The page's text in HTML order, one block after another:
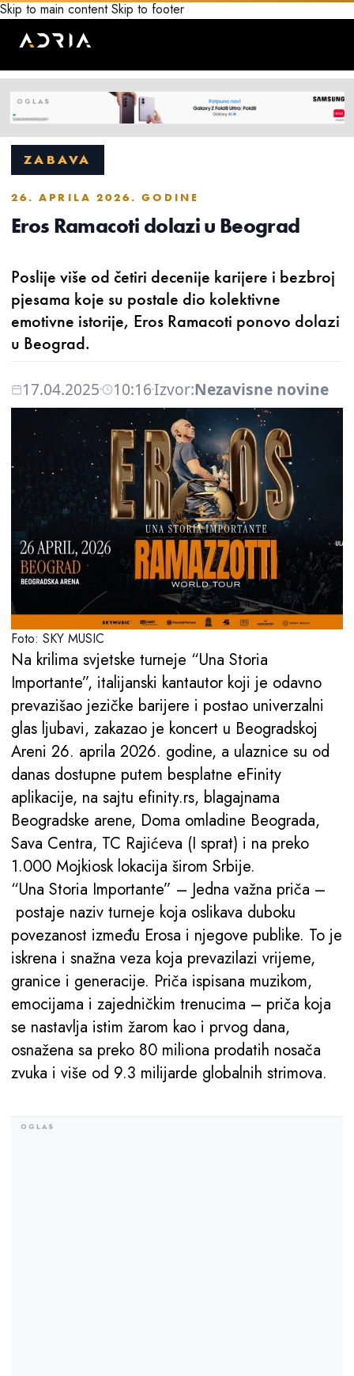
Skip to main content Skip to footer
ZABAVA
26. APRILA 2026. GODINE
Eros Ramacoti dolazi u Beograd
Poslije više od četiri decenije karijere i bezbroj
pjesama koje su postale dio kolektivne
emotivne istorije, Eros Ramacoti ponovo dolazi
u Beograd.
17.04.2025 10:16Izvor:Nezavisne novine
Foto: SKY MUSIC
Na krilima svjetske turneje “Una Storia
Importante”, italijanski kantautor koji je odavno
prevazišao jezičke barijere i postao univerzalni
glas ljubavi, zakazao je koncert u Beogradskoj
Areni 26. aprila 2026. godine, a ulaznice su od
danas dostupne putem besplatne eFinity
aplikacije, na sajtu efinity.rs, blagajnama
Beogradske arene, Doma omladine Beograda,
Sava Centra, TC Rajićeva (I sprat) i na preko
1.000 Mojkiosk lokacija širom Srbije.
“Una Storia Importante” – Jedna važna priča –
postaje naziv turneje koja oslikava duboku
povezanost između Erosa i njegove publike. To je
iskrena i snažna veza koja prevazilazi vrijeme,
granice i generacije. Priča ispisana muzikom,
emocijama i zajedničkim trenucima – priča koja
se nastavlja istim žarom kao i prvog dana,
osnažena sa preko 80 miliona prodatih nosača
zvuka i više od 9.3 milijarde globalnih strimova.